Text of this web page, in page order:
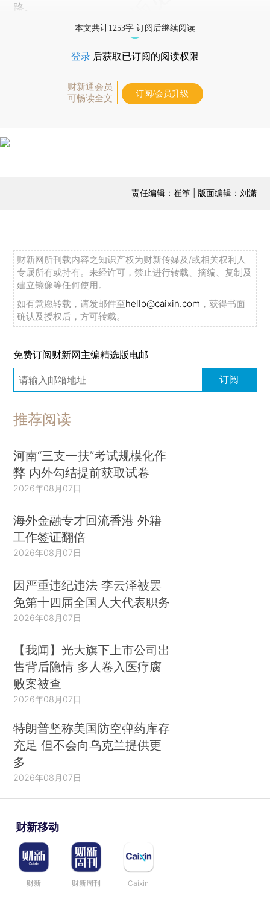
路。
本文共计1253字 订阅后继续阅读
登录 后获取已订阅的阅读权限
财新通会员
可畅读全文
订阅/会员升级
责任编辑：崔筝 | 版面编辑：刘潇
财新网所刊载内容之知识产权为财新传媒及/或相关权利人
专属所有或持有。未经许可，禁止进行转载、摘编、复制及
建立镜像等任何使用。
如有意愿转载，请发邮件至hello@caixin.com ，获得书面
确认及授权后，方可转载。
免费订阅财新网主编精选版电邮
订阅
推荐阅读
河南“三支一扶”考试规模化作
弊 内外勾结提前获取试卷
2026年08月07日
海外金融专才回流香港 外籍
工作签证翻倍
2026年08月07日
因严重违纪违法 李云泽被罢
免第十四届全国人大代表职务
2026年08月07日
【我闻】光大旗下上市公司出
售背后隐情 多人卷入医疗腐
败案被查
2026年08月07日
特朗普坚称美国防空弹药库存
充足 但不会向乌克兰提供更
多
2026年08月07日
财新移动
财新 财新周刊 Caixin